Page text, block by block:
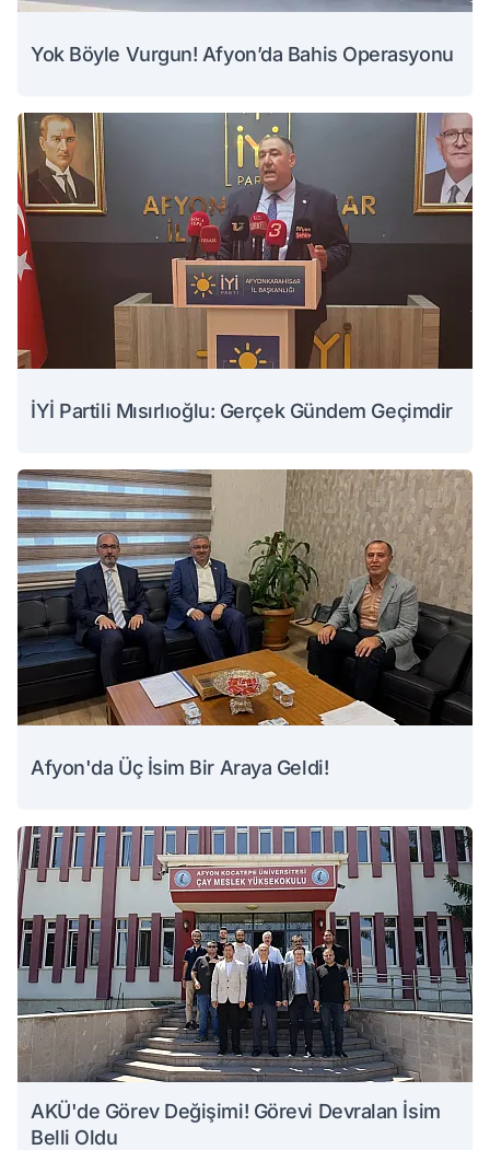
Yok Böyle Vurgun! Afyon’da Bahis Operasyonu
İYİ Partili Mısırlıoğlu: Gerçek Gündem Geçimdir
Afyon'da Üç İsim Bir Araya Geldi!
AKÜ'de Görev Değişimi! Görevi Devralan İsim
Belli Oldu